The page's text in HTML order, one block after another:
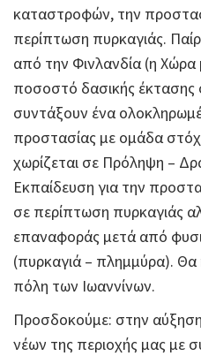
καταστροφών, την
περίπτωση πυρκαγιάς.
από την Φινλανδία (η Χώρα
ποσοστό δασικής
συντάξουν ένα
προστασίας με ομάδα
χωρίζεται σε Πρόληψη –
Εκπαίδευση για την
σε περίπτωση πυρκαγιάς
επαναφοράς μετά από
(πυρκαγιά – πλημμύρα). Θα
πόλη των Ιωαννίνων.
Προσδοκούμε: στην
νέων της περιοχής μας με